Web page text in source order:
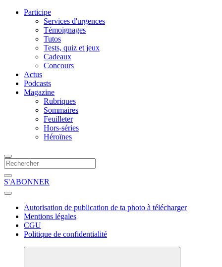
Participe
Services d'urgences
Témoignages
Tutos
Tests, quiz et jeux
Cadeaux
Concours
Actus
Podcasts
Magazine
Rubriques
Sommaires
Feuilleter
Hors-séries
Héroïnes
S'ABONNER
Autorisation de publication de ta photo à télécharger
Mentions légales
CGU
Politique de confidentialité